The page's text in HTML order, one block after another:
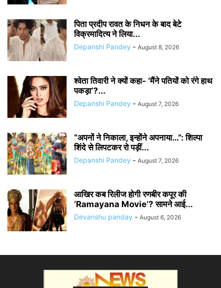
पिता प्रदीप रावत के निधन के बाद बेटे
विक्रमादित्य ने लिया...
Depanshi Pandey - August 8, 2026
श्वेता तिवारी ने क्यों कहा- ‘मैंने पतियों को रंगे हाथ
पकड़ा’?...
Depanshi Pandey - August 7, 2026
“अपनों ने निकाला, इन्होंने अपनाया…”: शिल्पा
शिंदे से लिपटकर रो पड़ीं...
Depanshi Pandey - August 7, 2026
आखिर कब रिलीज होगी रणबीर कपूर की
‘Ramayana Movie’? सामने आई...
Devanshu panday - August 6, 2026